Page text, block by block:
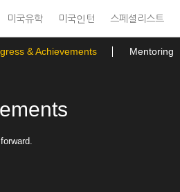
미국유학 미국인턴 스페셜리스트
& Achievements Mentoring